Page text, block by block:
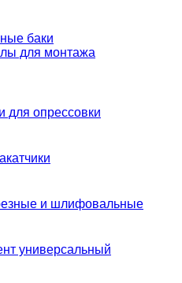
баки
для монтажа
для опрессовки
и шлифовальные
универсальный